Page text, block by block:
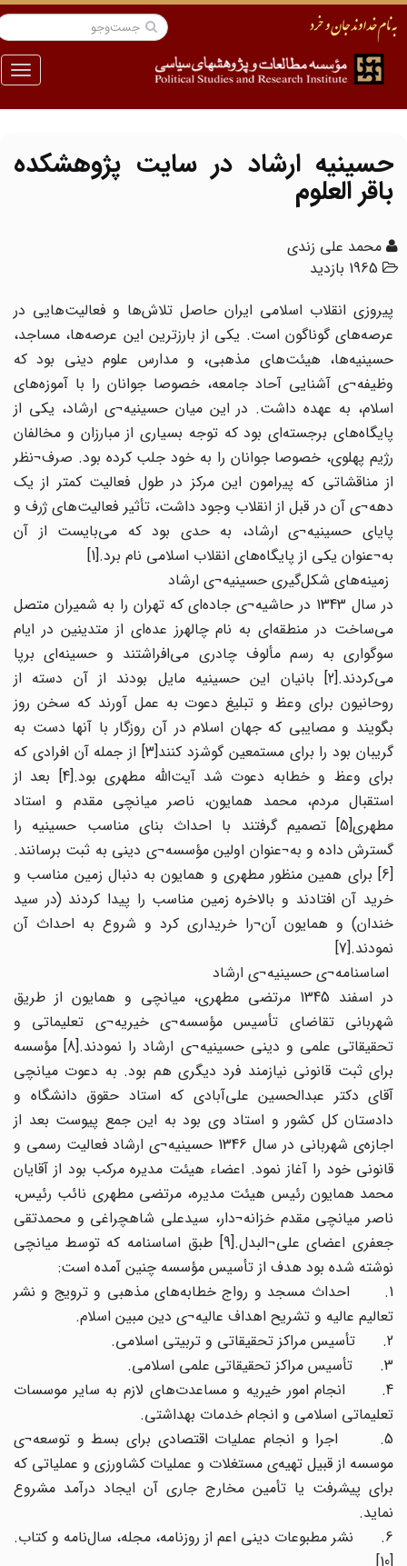
منو
حسینیه ارشاد در سایت پژوهشکده
باقر العلوم
محمد علی زندی
1965 بازدید
پیروزی انقلاب اسلامی ایران حاصل تلاش‌ها و فعالیت‌هایی در
عرصه‌های گوناگون است. یکی از بارزترین این عرصه‌ها، مساجد،
حسینیه‌ها، هیئت‌های مذهبی، و مدارس علوم دینی بود که
وظیفه¬ی آشنایی آحاد جامعه، خصوصا جوانان را با آموزه‌های
اسلام، به عهده داشت. در این میان حسینیه¬ی ارشاد، یکی از
پایگاه‌های برجسته‌ای بود که توجه بسیاری از مبارزان و مخالفان
رژیم پهلوی، خصوصا جوانان را به خود جلب کرده بود. صرف¬نظر
از مناقشاتی که پیرامون این مرکز در طول فعالیت کمتر از یک
دهه¬ی آن در قبل از انقلاب وجود داشت، تأثیر فعالیت‌های ژرف و
پایای حسینیه¬ی ارشاد، به حدی بود که می‌بایست از آن
به¬عنوان یکی از پایگاه‌های انقلاب اسلامی نام برد.[1]
زمینه‌های شکل‌گیری حسینیه¬ی ارشاد
در سال 1343 در حاشیه¬ی جاده‌ای که تهران را به شمیران متصل
می‌ساخت در منطقه‌ای به نام چالهرز عده‌ای از متدینین در ایام
سوگواری به رسم مألوف چادری می‌افراشتند و حسینه‌ای برپا
می‌کردند.[2] بانیان این حسینیه مایل بودند از آن دسته از
روحانیون برای وعظ و تبلیغ دعوت به عمل آورند که سخن روز
بگویند و مصایبی که جهان اسلام در آن روزگار با آنها دست به
گریبان بود را برای مستمعین گوشزد کنند[3] از جمله آن افرادی که
برای وعظ و خطابه دعوت شد آیت‌الله مطهری بود.[4] بعد از
استقبال مردم، محمد همایون، ناصر میانچی مقدم و استاد
مطهری[5] تصمیم گرفتند با احداث بنای مناسب حسینیه را
گسترش داده و به¬عنوان اولین مؤسسه¬ی دینی به ثبت برسانند.
[6] برای همین منظور مطهری و همایون به دنبال زمین مناسب و
خرید آن افتادند و بالاخره زمین مناسب را پیدا کردند (در سید
خندان) و همایون آن¬را خریداری کرد و شروع به احداث آن
نمودند.[7]
اساسنامه¬ی حسینیه¬ی ارشاد
در اسفند 1345 مرتضی مطهری، میانچی و همایون از طریق
شهربانی تقاضای تأسیس مؤسسه¬ی خیریه¬ی تعلیماتی و
تحقیقاتی علمی و دینی حسینیه¬ی ارشاد را نمودند.[8] مؤسسه
برای ثبت قانونی نیازمند فرد دیگری هم بود. به دعوت میانچی
آقای دکتر عبدالحسین علی‌آبادی که استاد حقوق دانشگاه و
دادستان کل کشور و استاد وی بود به این جمع پیوست بعد از
اجازه‌ی شهربانی در سال 1346 حسینیه¬ی ارشاد فعالیت رسمی و
قانونی خود را آغاز نمود. اعضاء هیئت مدیره مرکب بود از آقایان
محمد همایون رئیس هیئت مدیره، مرتضی مطهری نائب رئیس،
ناصر میانچی مقدم خزانه¬دار، سیدعلی شاهچراغی و محمدتقی
جعفری اعضای علی¬البدل.[9] طبق اساسنامه که توسط میانچی
نوشته شده بود هدف از تأسیس مؤسسه چنین آمده است:
1. احداث مسجد و رواج خطابه‌های مذهبی و ترویج و نشر
تعالیم عالیه و تشریح اهداف عالیه¬ی دین مبین اسلام.
4. انجام امور خیریه و مساعدت‌های لازم به سایر موسسات
تعلیماتی اسلامی و انجام خدمات بهداشتی.
5. اجرا و انجام عملیات اقتصادی برای بسط و توسعه¬ی
موسسه از قبیل تهیه‌ی مستغلات و عملیات کشاورزی و عملیاتی که
برای پیشرفت یا تأمین مخارج جاری آن ایجاد درآمد مشروع
نماید.
6. نشر مطبوعات دینی اعم از روزنامه، مجله، سال‌نامه و کتاب.